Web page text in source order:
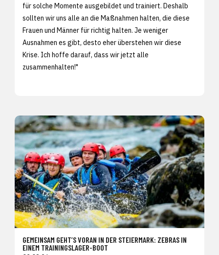
für solche Momente ausgebildet und trainiert. Deshalb
sollten wir uns alle an die Maßnahmen halten, die diese
Frauen und Männer für richtig halten. Je weniger
Ausnahmen es gibt, desto eher überstehen wir diese
Krise. Ich hoffe darauf, dass wir jetzt alle
zusammenhalten!"
GEMEINSAM GEHT’S VORAN IN DER STEIERMARK: ZEBRAS IN
EINEM TRAININGSLAGER-BOOT